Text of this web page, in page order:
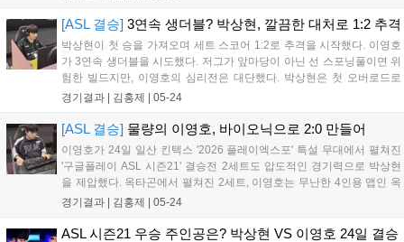
다. 하지만...
[ASL 결승] 3연속 생더블? 박상현, 깔끔한 대처로 1:2 추격
박상현이 첫 승을 가져오며 세트 스코어 1:2로 추격을 시작했다. 이영호
가 3연속 생더블을 시도했다. 저그가 앞마당이 아닌 선 스포닝풀이면 위
험한 빌드지만, 이영호의 심리전은 대단했다. 박상현은 첫 오버로드로
테란의 앞마당을 빠르게 발견하고 드론 4기 공격을 시도하며 스포닝풀
제했다. 박상...
경기결과 | 김홍제 05-24
[ASL 결승] 물량의 이영호, 바이오닉으로 2:0 만들어
이영호가 24일 일산 킨텍스 '2026 플레이엑스포' 특설 무대에서 펼쳐진
'구글플레이 ASL 시즌21' 결승전 2세트도 압도적인 경기력으로 박상현
을 제압했다. 옥타곤에서 펼쳐진 2세트, 이영호는 무난한 4인용 맵인 옥
타곤에서도 생더블을 시도하며 심리전을 펼쳤다. 박상현은 드론 정찰로
이...
경기결과 | 김홍제 05-24
ASL 시즌21 우승 주인공은? 박상현 VS 이영호 24일 결승